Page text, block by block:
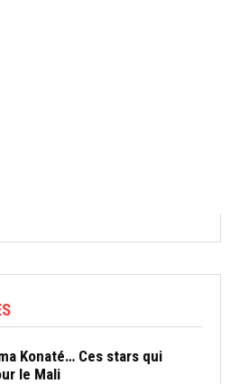
Konaté… Ces stars qui
le Mali